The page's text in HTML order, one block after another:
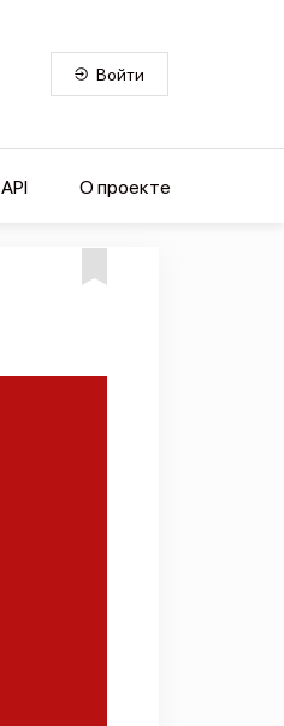
Войти
API О проекте